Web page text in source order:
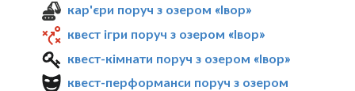
кар'єри поруч з озером «Івор»
квест ігри поруч з озером «Івор»
квест-кімнати поруч з озером «Івор»
квест-перформанси поруч з озером